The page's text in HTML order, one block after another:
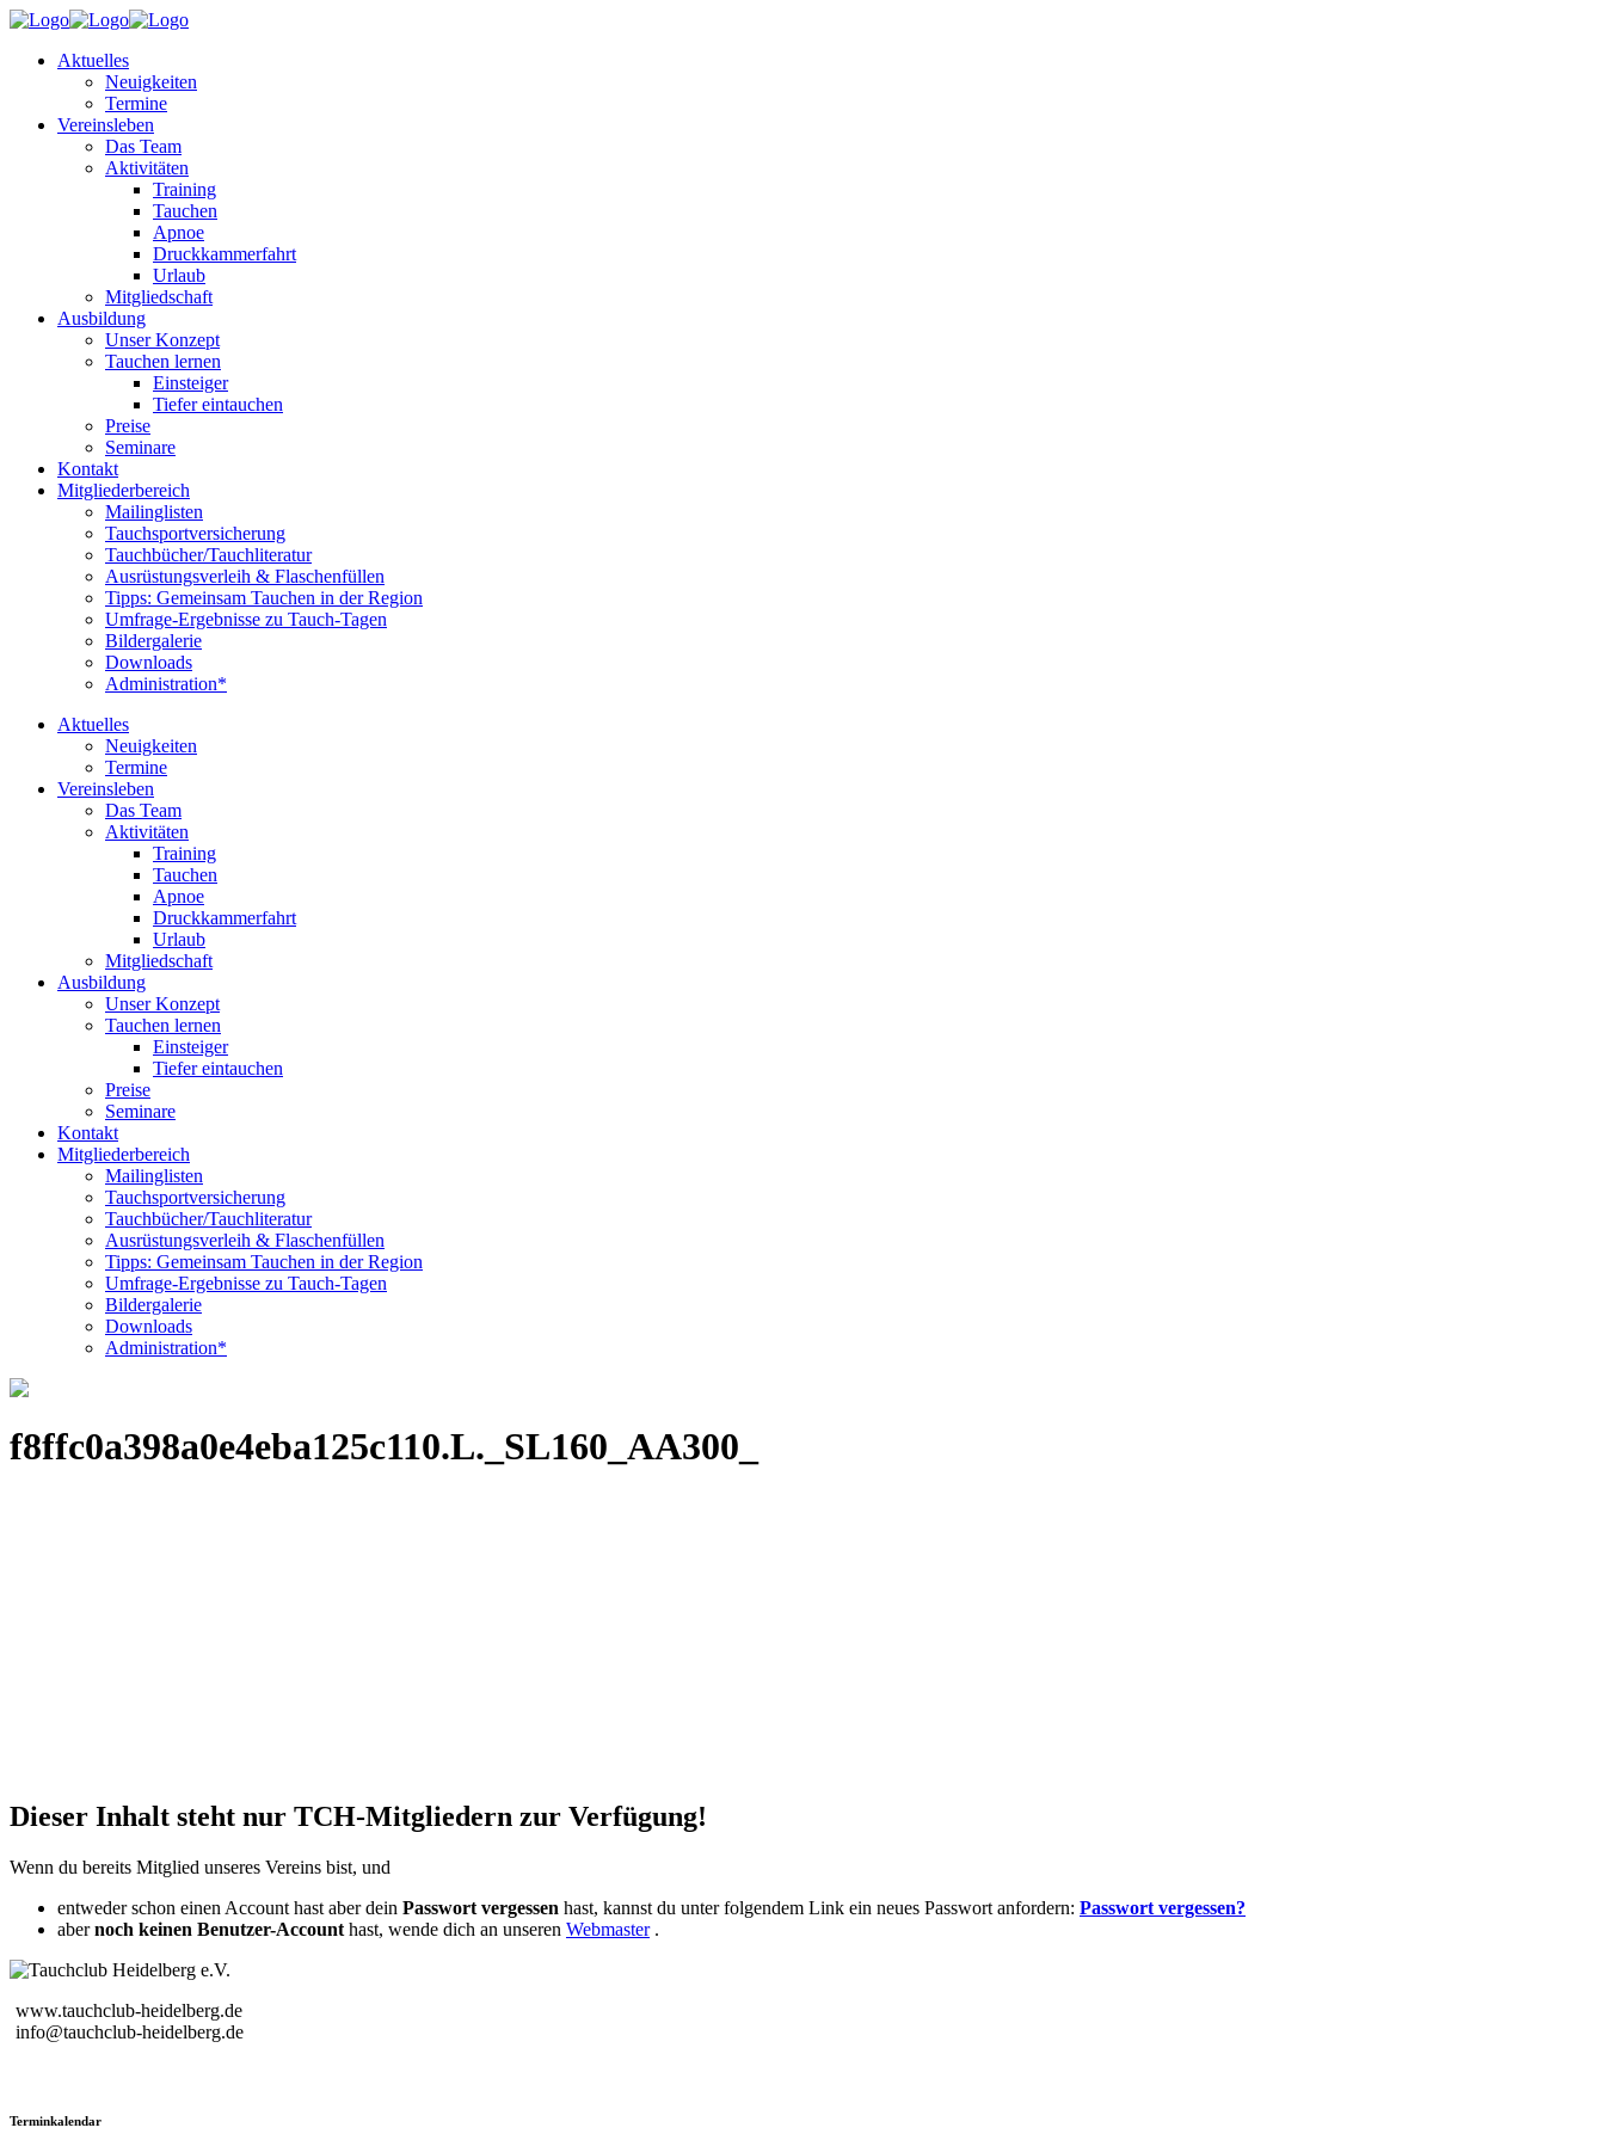
Aktuelles
Neuigkeiten
Termine
Vereinsleben
Das Team
Aktivitäten
Training
Tauchen
Apnoe
Druckkammerfahrt
Urlaub
Mitgliedschaft
Ausbildung
Unser Konzept
Tauchen lernen
Einsteiger
Tiefer eintauchen
Preise
Seminare
Kontakt
Mitgliederbereich
Mailinglisten
Tauchsportversicherung
Tauchbücher/Tauchliteratur
Ausrüstungsverleih & Flaschenfüllen
Tipps: Gemeinsam Tauchen in der Region
Umfrage-Ergebnisse zu Tauch-Tagen
Bildergalerie
Downloads
Administration*
Aktuelles
Neuigkeiten
Termine
Vereinsleben
Das Team
Aktivitäten
Training
Tauchen
Apnoe
Druckkammerfahrt
Urlaub
Mitgliedschaft
Ausbildung
Unser Konzept
Tauchen lernen
Einsteiger
Tiefer eintauchen
Preise
Seminare
Kontakt
Mitgliederbereich
Mailinglisten
Tauchsportversicherung
Tauchbücher/Tauchliteratur
Ausrüstungsverleih & Flaschenfüllen
Tipps: Gemeinsam Tauchen in der Region
Umfrage-Ergebnisse zu Tauch-Tagen
Bildergalerie
Downloads
Administration*
f8ffc0a398a0e4eba125c110.L._SL160_AA300_
Dieser Inhalt steht nur TCH-Mitgliedern zur Verfügung!
Wenn du bereits Mitglied unseres Vereins bist, und
entweder schon einen Account hast aber dein Passwort vergessen hast, kannst du unter folgendem Link ein neues Passwort anfordern: Passwort vergessen?
abernoch keinen Benutzer-Account hast, wende dich an unseren Webmaster.
www.tauchclub-heidelberg.de
info@tauchclub-heidelberg.de
Terminkalendar